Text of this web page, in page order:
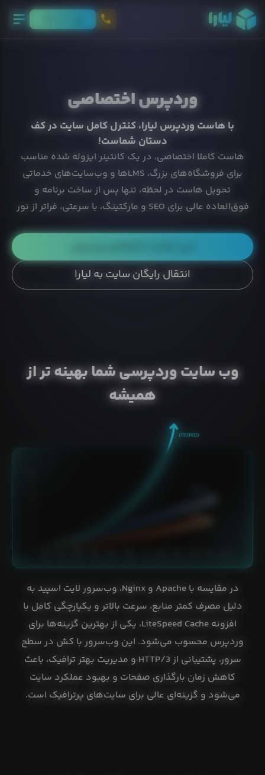
وردپرس اختصاصی
با هاست وردپرس لیارا، کنترل کامل سایت در کف
دستان شماست!
هاست کاملا اختصاصی، در یک کانتینر ایزوله شده مناسب
برای فروشگاه‌های بزرگ، LMSها و وب‌سایت‌های خدماتی
تحویل هاست در لحظه، تنها پس از ساخت برنامه و
فوق‌العاده عالی برای SEO و مارکتینگ، با سرعتی، فراتر از نور
انتقال رایگان سایت به لیارا
وب سایت وردپرسی شما بهینه تر از
همیشه
در مقایسه با Apache و Nginx، وب‌سرور لایت اسپید به
دلیل مصرف کمتر منابع، سرعت بالاتر و یکپارچگی کامل با
افزونه LiteSpeed Cache، یکی از بهترین گزینه‌ها برای
وردپرس محسوب می‌شود. این وب‌سرور با کش در سطح
سرور، پشتیبانی از HTTP/3 و مدیریت بهتر ترافیک، باعث
کاهش زمان بارگذاری صفحات و بهبود عملکرد سایت
می‌شود و گزینه‌ای عالی برای سایت‌های پرترافیک است.